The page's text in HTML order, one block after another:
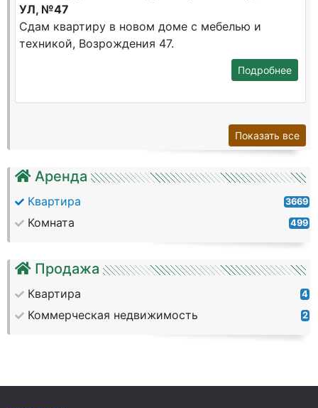
Аренда
Квартира 3669
Комната 499
Продажа
Квартира 4
Коммерческая недвижимость 2
УЛ, №47
Сдам квартиру в новом доме с мебелью и
техникой, Возрождения 47.
Подробнее
Показать все